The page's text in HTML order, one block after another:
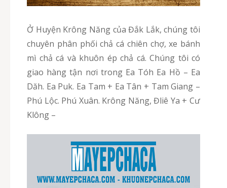
Ở Huyện Krông Năng của Đắk Lắk, chúng tôi
chuyên phân phối chả cá chiên chợ, xe bánh
mì chả cá và khuôn ép chả cá. Chúng tôi có
giao hàng tận nơi trong Ea Tóh Ea Hồ – Ea
Dăh. Ea Puk. Ea Tam + Ea Tân + Tam Giang –
Phú Lộc. Phú Xuân. Krông Năng, Đliê Ya + Cư
Klông –